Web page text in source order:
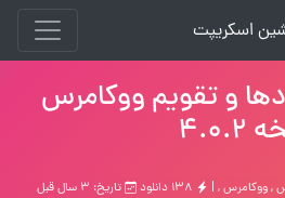
اسکریپت
و تقویم ووکامرس
,ووکامرس, | تاریخ: ۳ سال قبل